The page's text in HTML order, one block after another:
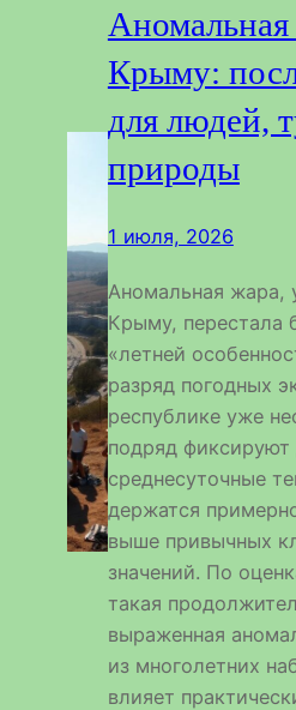
Крыму:
для людей,
природы
1 июля, 2026
Аномальная жара,
Крыму, перестала
«летней
разряд погодных
республике уже
подряд
среднесуточные
держатся
выше привычных
значений. По
такая
выраженная
из многолетних
влияет